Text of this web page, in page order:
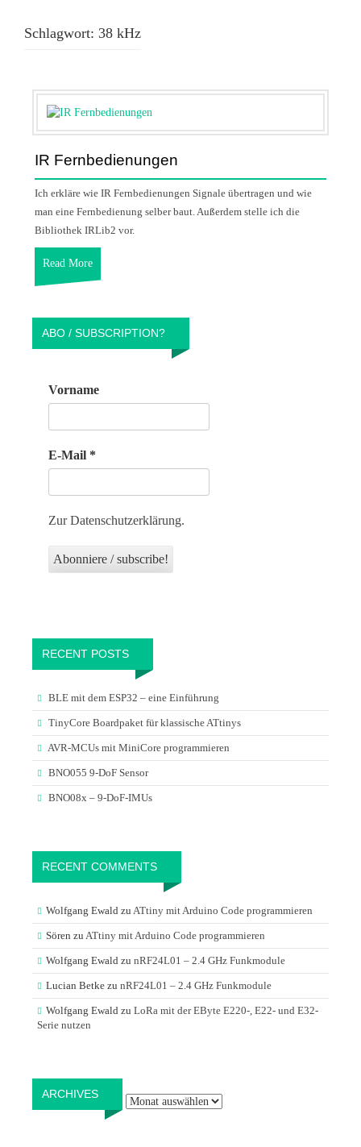
Schlagwort: 38 kHz
IR Fernbedienungen
Ich erkläre wie IR Fernbedienungen Signale übertragen und wie
man eine Fernbedienung selber baut. Außerdem stelle ich die
Bibliothek IRLib2 vor.
Read More
ABO / SUBSCRIPTION?
Vorname
E-Mail *
Zur Datenschutzerklärung.
RECENT POSTS
BLE mit dem ESP32 – eine Einführung
TinyCore Boardpaket für klassische ATtinys
AVR-MCUs mit MiniCore programmieren
BNO055 9-DoF Sensor
BNO08x – 9-DoF-IMUs
RECENT COMMENTS
Wolfgang Ewald zu ATtiny mit Arduino Code programmieren
Sören zu ATtiny mit Arduino Code programmieren
Wolfgang Ewald zu nRF24L01 – 2.4 GHz Funkmodule
Lucian Betke zu nRF24L01 – 2.4 GHz Funkmodule
Wolfgang Ewald zu LoRa mit der EByte E220-, E22- und E32-
Serie nutzen
ARCHIVES